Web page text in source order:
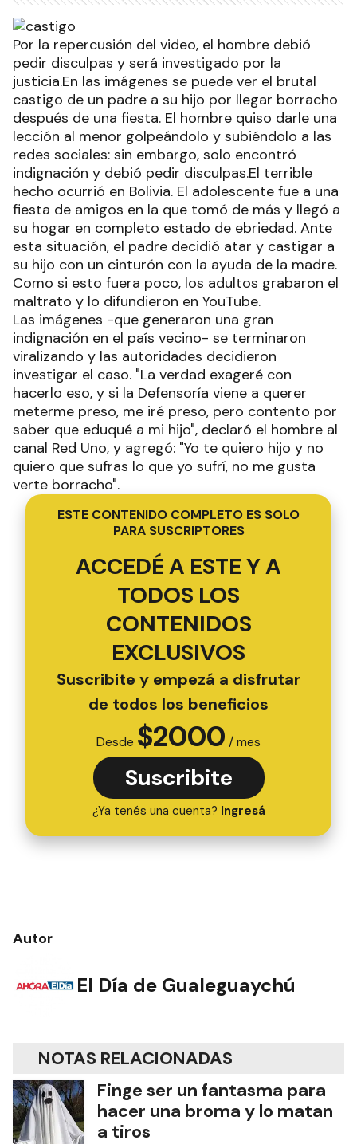
Por la repercusión del video, el hombre debió
pedir disculpas y será investigado por la
justicia.En las imágenes se puede ver el brutal
castigo de un padre a su hijo por llegar borracho
después de una fiesta. El hombre quiso darle una
lección al menor golpeándolo y subiéndolo a las
redes sociales: sin embargo, solo encontró
indignación y debió pedir disculpas.El terrible
hecho ocurrió en Bolivia. El adolescente fue a una
fiesta de amigos en la que tomó de más y llegó a
su hogar en completo estado de ebriedad. Ante
esta situación, el padre decidió atar y castigar a
su hijo con un cinturón con la ayuda de la madre.
Como si esto fuera poco, los adultos grabaron el
maltrato y lo difundieron en YouTube.
Las imágenes -que generaron una gran
indignación en el país vecino- se terminaron
viralizando y las autoridades decidieron
investigar el caso. "La verdad exageré con
hacerlo eso, y si la Defensoría viene a querer
meterme preso, me iré preso, pero contento por
saber que eduqué a mi hijo", declaró el hombre al
canal Red Uno, y agregó: "Yo te quiero hijo y no
quiero que sufras lo que yo sufrí, no me gusta
verte borracho".
ESTE CONTENIDO COMPLETO ES SOLO
PARA SUSCRIPTORES
ACCEDÉ A ESTE Y A
TODOS LOS
CONTENIDOS
EXCLUSIVOS
Suscribite y empezá a disfrutar
de todos los beneficios
Desde $2000 / mes
Suscribite
¿Ya tenés una cuenta? Ingresá
Autor
El Día de Gualeguaychú
NOTAS RELACIONADAS
Finge ser un fantasma para
hacer una broma y lo matan
a tiros